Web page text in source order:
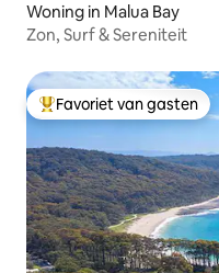
Woning in Malua Bay
Zon, Surf & Sereniteit
Topfavoriet van gasten
Favoriet van gasten